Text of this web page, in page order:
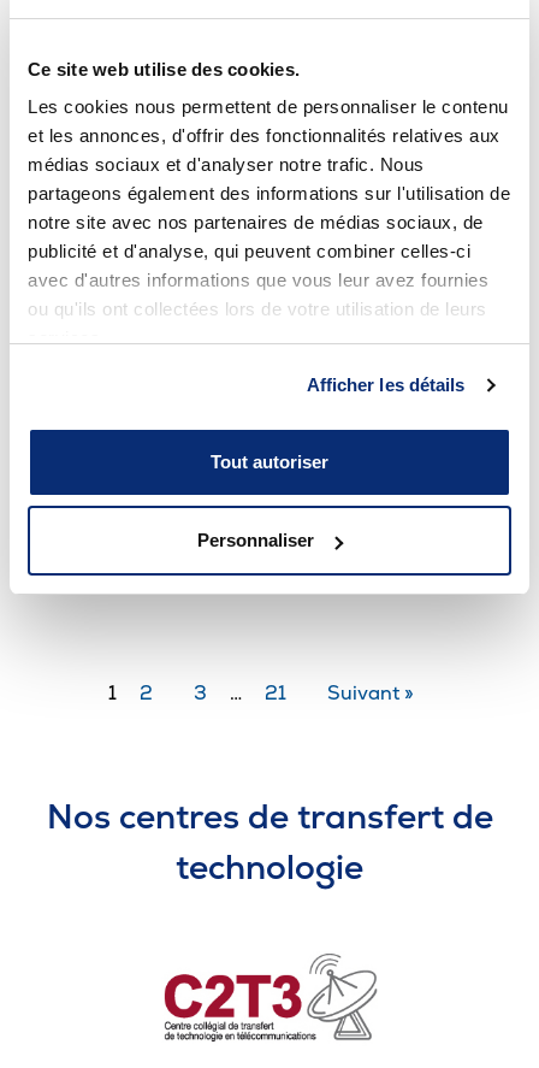
Ce site web utilise des cookies.
Les cookies nous permettent de personnaliser le contenu
et les annonces, d'offrir des fonctionnalités relatives aux
médias sociaux et d'analyser notre trafic. Nous
partageons également des informations sur l'utilisation de
notre site avec nos partenaires de médias sociaux, de
publicité et d'analyse, qui peuvent combiner celles-ci
avec d'autres informations que vous leur avez fournies
ou qu'ils ont collectées lors de votre utilisation de leurs
Afficher les détails
Tout autoriser
Personnaliser
2024/05/22
1 2 3 … 21 Suivant »
Nos centres de transfert de
technologie